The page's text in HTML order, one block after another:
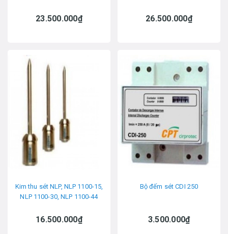
23.500.000₫ 26.500.000₫
Kim thu sét NLP, NLP 1100-15,
NLP 1100-30, NLP 1100-44
16.500.000₫
Bộ đếm sét CDI 250
3.500.000₫